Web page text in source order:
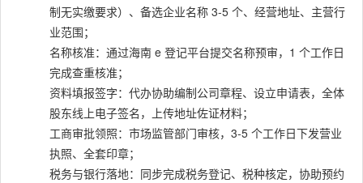
制无实缴要求）、备选企业名称 3-5 个、经营地址、主营行
业范围；
名称核准：通过海南 e 登记平台提交名称预审，1 个工作日
完成查重核准；
资料填报签字：代办协助编制公司章程、设立申请表，全体
股东线上电子签名，上传地址佐证材料；
工商审批领照：市场监管部门审核，3-5 个工作日下发营业
执照、全套印章；
税务与银行落地：同步完成税务登记、税种核定，协助预约